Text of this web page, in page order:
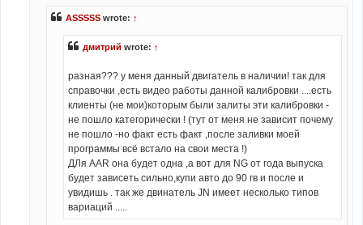
ASSSSS wrote: ↑
дмитрий wrote: ↑
разная??? у меня данный двигатель в наличии! так для
справочки ,есть видео работы данной калибровки ....есть
клиенты (не мои)которым были залиты эти калибровки -
не пошло категорически ! (тут от меня не зависит почему
не пошло -но факт есть факт ,после заливки моей
программы всё встало на свои места !)
ДЛя AAR она будет одна ,а вот для NG от года выпуска
будет зависеть сильно,купи авто до 90 гв и после и
увидишь . так же двинатель JN имеет несколько типов
вариаций .....